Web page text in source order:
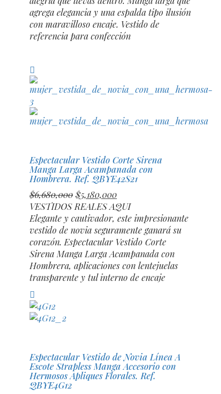
agrega elegancia y una espalda tipo ilusión
con maravilloso encaje. Vestido de
referencia para confección
Espectacular Vestido Corte Sirena
Manga Larga Acampanada con
Hombrera. Ref. QBYE42S21
$6,680,000 El
precio
original
era:
$6,680,000.
$5,180,000El
precio
actual
es:
$5,180,000.
VESTIDOS REALES AQUI
Elegante y cautivador, este impresionante
vestido de novia seguramente ganará su
corazón. Espectacular Vestido Corte
Sirena Manga Larga Acampanada con
Hombrera, aplicaciones con lentejuelas
transparente y tul interno de encaje
Espectacular Vestido de Novia Línea A
Escote Strapless Manga Accesorio con
Hermosos Apliques Florales. Ref.
QBYE4G12